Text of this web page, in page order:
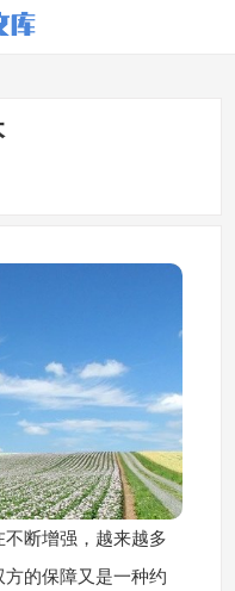
断增强，越来越多
的保障又是一种约